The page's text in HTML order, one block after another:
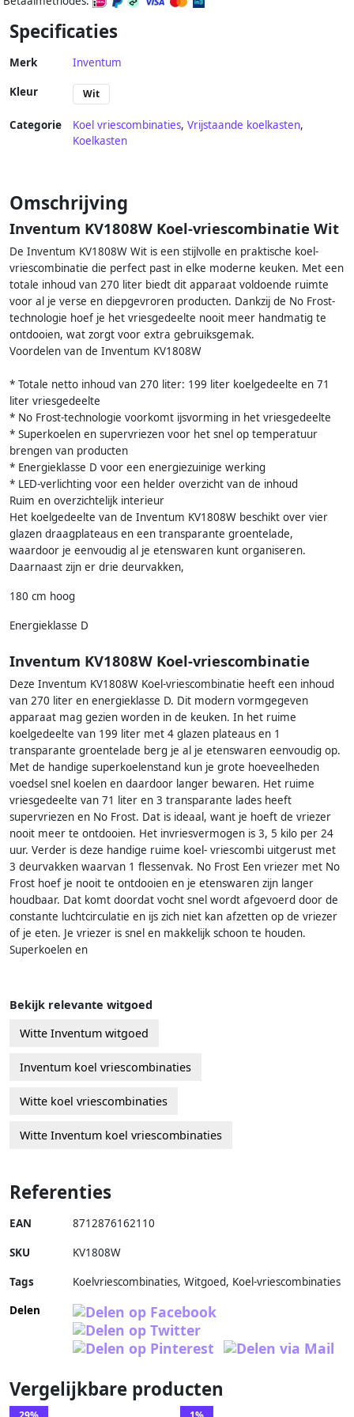
Specificaties
Merk Inventum
Kleur Wit
Categorie Koel vriescombinaties, Vrijstaande koelkasten,
Koelkasten
Omschrijving
Inventum KV1808W Koel-vriescombinatie Wit
De Inventum KV1808W Wit is een stijlvolle en praktische koel-
vriescombinatie die perfect past in elke moderne keuken. Met een
totale inhoud van 270 liter biedt dit apparaat voldoende ruimte
voor al je verse en diepgevroren producten. Dankzij de No Frost-
technologie hoef je het vriesgedeelte nooit meer handmatig te
ontdooien, wat zorgt voor extra gebruiksgemak.
Voordelen van de Inventum KV1808W
* Totale netto inhoud van 270 liter: 199 liter koelgedeelte en 71
liter vriesgedeelte
* No Frost-technologie voorkomt ijsvorming in het vriesgedeelte
* Superkoelen en supervriezen voor het snel op temperatuur
brengen van producten
* Energieklasse D voor een energiezuinige werking
* LED-verlichting voor een helder overzicht van de inhoud
Ruim en overzichtelijk interieur
Het koelgedeelte van de Inventum KV1808W beschikt over vier
glazen draagplateaus en een transparante groentelade,
waardoor je eenvoudig al je etenswaren kunt organiseren.
Daarnaast zijn er drie deurvakken,
180 cm hoog
Energieklasse D
Inventum KV1808W Koel-vriescombinatie
Deze Inventum KV1808W Koel-vriescombinatie heeft een inhoud
van 270 liter en energieklasse D. Dit modern vormgegeven
apparaat mag gezien worden in de keuken. In het ruime
koelgedeelte van 199 liter met 4 glazen plateaus en 1
transparante groentelade berg je al je etenswaren eenvoudig op.
Met de handige superkoelenstand kun je grote hoeveelheden
voedsel snel koelen en daardoor langer bewaren. Het ruime
vriesgedeelte van 71 liter en 3 transparante lades heeft
supervriezen en No Frost. Dat is ideaal, want je hoeft de vriezer
nooit meer te ontdooien. Het invriesvermogen is 3, 5 kilo per 24
uur. Verder is deze handige ruime koel- vriescombi uitgerust met
3 deurvakken waarvan 1 flessenvak. No Frost Een vriezer met No
Frost hoef je nooit te ontdooien en je etenswaren zijn langer
houdbaar. Dat komt doordat vocht snel wordt afgevoerd door de
constante luchtcirculatie en ijs zich niet kan afzetten op de vriezer
of je eten. Je vriezer is snel en makkelijk schoon te houden.
Superkoelen en
Bekijk relevante witgoed
Witte Inventum witgoed
Inventum koel vriescombinaties
Witte koel vriescombinaties
Witte Inventum koel vriescombinaties
Referenties
EAN 8712876162110
SKU KV1808W
Tags
Koelvriescombinaties, Witgoed, Koel-vriescombinaties
Delen
Vergelijkbare producten